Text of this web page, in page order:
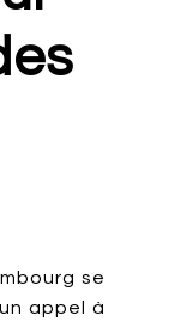
se
appel à